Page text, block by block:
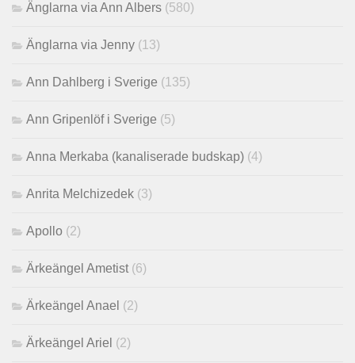
Änglarna via Ann Albers (580)
Änglarna via Jenny (13)
Ann Dahlberg i Sverige (135)
Ann Gripenlöf i Sverige (5)
Anna Merkaba (kanaliserade budskap) (4)
Anrita Melchizedek (3)
Apollo (2)
Ärkeängel Ametist (6)
Ärkeängel Anael (2)
Ärkeängel Ariel (2)